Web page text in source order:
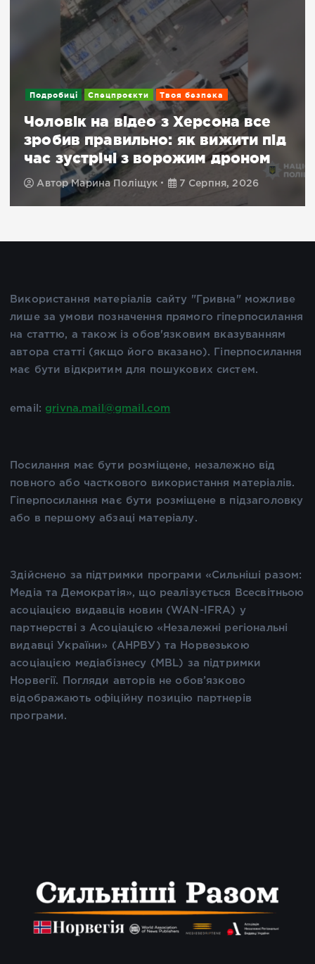
Подробиці Спецпроєкти Твоя безпека
Чоловік на відео з Херсона все
зробив правильно: як вижити під
час зустрічі з ворожим дроном
АвторМарина Поліщук 7 Серпня, 2026
Використання матеріалів сайту "Гривна" можливе
лише за умови позначення прямого гіперпосилання
на статтю, а також із обов'язковим вказуванням
автора статті (якщо його вказано). Гіперпосилання
має бути відкритим для пошукових систем.
email: grivna.mail@gmail.com
Посилання має бути розміщене, незалежно від
повного або часткового використання матеріалів.
Гіперпосилання має бути розміщене в підзаголовку
або в першому абзаці матеріалу.
Здійснено за підтримки програми «Сильніші разом:
Медіа та Демократія», що реалізується Всесвітньою
асоціацією видавців новин (WAN-IFRA) у
партнерстві з Асоціацією «Незалежні регіональні
видавці України» (АНРВУ) та Норвезькою
асоціацією медіабізнесу (MBL) за підтримки
Норвегії. Погляди авторів не обов’язково
відображають офіційну позицію партнерів
програми.